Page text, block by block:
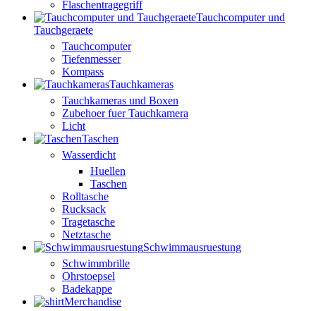
Flaschentragegriff
Tauchcomputer und
Tauchgeraete
Tauchcomputer
Tiefenmesser
Kompass
Tauchkameras
Tauchkameras und Boxen
Zubehoer fuer Tauchkamera
Licht
Taschen
Wasserdicht
Huellen
Taschen
Rolltasche
Rucksack
Tragetasche
Netztasche
Schwimmausruestung
Schwimmbrille
Ohrstoepsel
Badekappe
Merchandise